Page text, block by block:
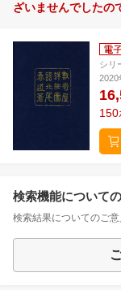
ざいませんでしたの
シリ
2020
150
検索機能について
検索結果についてのご意